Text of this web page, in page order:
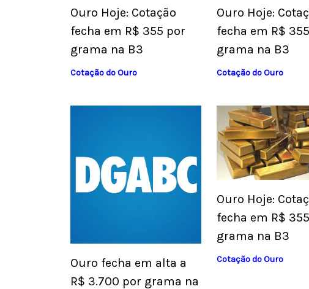
Ouro Hoje: Cotação
fecha em R$ 355 por
grama na B3
Cotação do Ouro
Ouro Hoje:
fecha em R$
grama na B3
Cotação do Ouro
Ouro fecha em alta a
R$ 3.700 por grama na
Ouro Hoje:
fecha em R$
grama na B3
Cotação do Ouro